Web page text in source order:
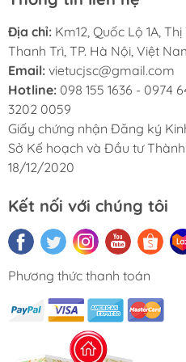
Địa chỉ: Km12, Quốc Lộ 1A,
Thanh Trì, TP. Hà Nội, Việt
Email: vietucjsc@gmail.com
Hotline: 098 155 1636 - 0974
3202 0059
Giấy chứng nhận Đăng ký
Sở Kế hoạch và Đầu tư
18/12/2020
Kết nối với chúng tôi
Phương thức thanh toán